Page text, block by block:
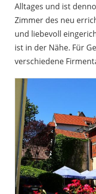
Alltages und ist
Zimmer des neu
und liebevoll
ist in der Nähe. Für
verschiedene